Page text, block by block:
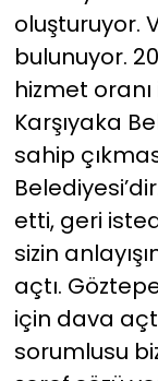
oluşturuyor.
bulunuyor.
hizmet
Karşıyaka
sahip
etti, geri
sizin
açtı.
için dava
sorumlusu